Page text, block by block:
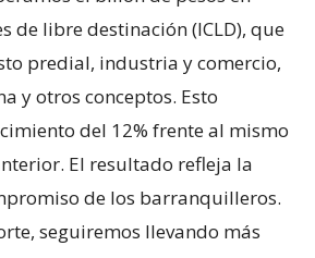
de libre destinación (ICLD), que
predial, industria y comercio,
y otros conceptos. Esto
del 12% frente al mismo
El resultado refleja la
de los barranquilleros.
seguiremos llevando más